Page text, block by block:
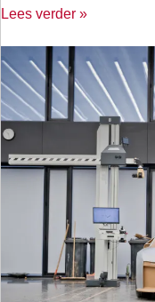
Lees verder »